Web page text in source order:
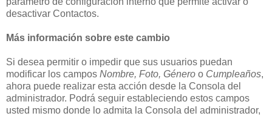
desactivar Contactos.
Más información sobre este cambio
Si desea permitir o impedir que sus usuarios puedan
modificar los campos Nombre, Foto, Género o Cumpleaños,
ahora puede realizar esta acción desde la Consola del
administrador. Podrá seguir estableciendo estos campos
usted mismo donde lo admita la Consola del administrador,